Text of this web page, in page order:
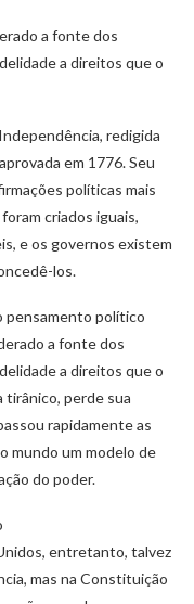
a fonte dos
a direitos que o
redigida
em 1776. Seu
políticas mais
criados iguais,
e os governos existem
los.
pensamento político
a fonte dos
a direitos que o
tirânico, perde sua
rapidamente as
mundo um modelo de
do poder.
entretanto, talvez
mas na Constituição